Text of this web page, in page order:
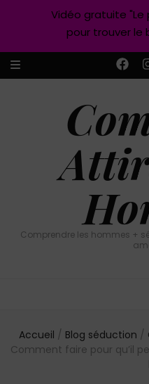
Comprendre les hommes +
Accueil / Blog séduction /
Comment faire pour qu’il
Vidéo gratuite
pour trouver le